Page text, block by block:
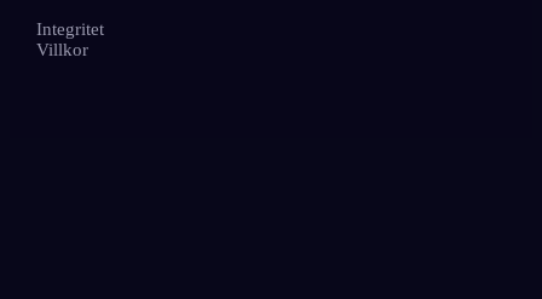
Integritet
Villkor